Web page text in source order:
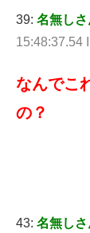
39: 名無し
15:48:37.54
なんでこ
の？
43: 名無し